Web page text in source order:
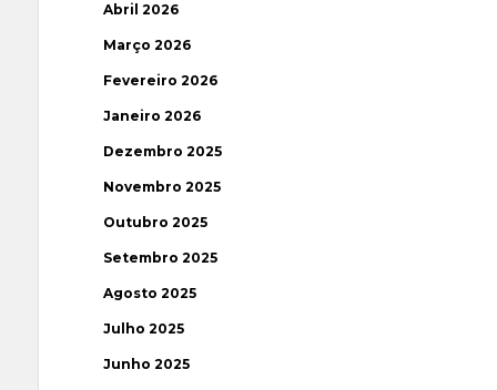
Abril 2026
Março 2026
Fevereiro 2026
Janeiro 2026
Dezembro 2025
Novembro 2025
Outubro 2025
Setembro 2025
Agosto 2025
Julho 2025
Junho 2025